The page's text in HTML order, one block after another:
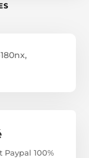
100%